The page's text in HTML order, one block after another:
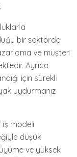
bir sektörde
ve müşteri
Ayrıca
için sürekli
uydurmanız
iş modeli
düşük
ve yüksek